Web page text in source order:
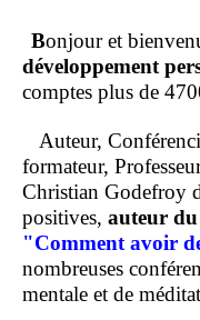
Bonjour et
développement
comptes plus de
Auteur,
formateur,
Christian Godefroy
positives, auteur
"Comment avoir
nombreuses
mentale et de